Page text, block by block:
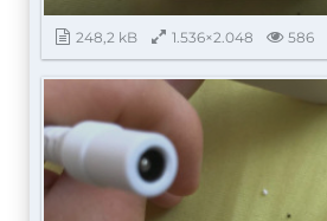
248,2 kB 1.536×2.048 586